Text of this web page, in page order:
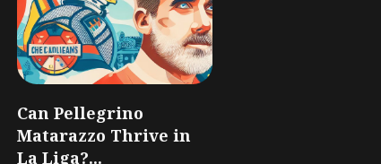
Can Pellegrino
Matarazzo Thrive in
La Liga?...